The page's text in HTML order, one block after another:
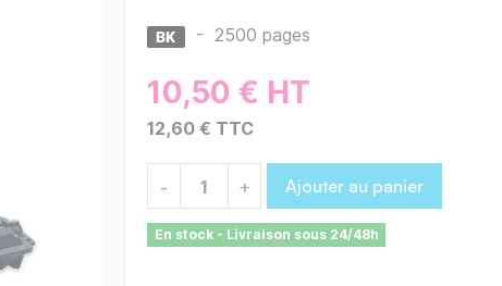
- 2500 pages
10,50 € HT
12,60 € TTC
- + Ajouter au panier
En stock - Livraison sous 24/48h